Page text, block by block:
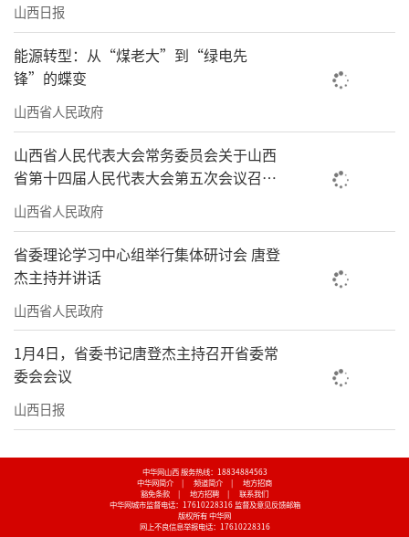
山西日报
能源转型：从“煤老大”到“绿电先
锋”的蝶变
山西省人民政府
山西省人民代表大会常务委员会关于山西
省第十四届人民代表大会第五次会议召开
时间的决定
山西省人民政府
省委理论学习中心组举行集体研讨会 唐登
杰主持并讲话
山西省人民政府
1月4日，省委书记唐登杰主持召开省委常
委会会议
山西日报
中华网山西 服务热线：18834884563
中华网简介
| 频道简介 |
地方招商
豁免条款
| 地方招聘 |
联系我们
中华网城市监督电话：17610228316 监督及意见反馈邮箱
版权所有 中华网
网上不良信息举报电话：17610228316